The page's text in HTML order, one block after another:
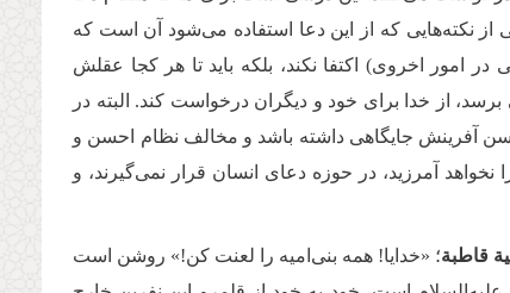
از نکته‌هایی که از این دعا استفاده می‌شود آن است که
امور اخروی) اکتفا نکند، بلکه باید تا هر کجا عقلش
از خدا برای خود و دیگران درخواست کند. البته در
آفرینش جایگاهی داشته باشد و مخالف نظام احسن و
آمرزید، در حوزه دعای انسان قرار نمی‌گیرند، و
قاطبة؛ «خدایا! همه بنی‌امیه را لعنت کن!» روشن است